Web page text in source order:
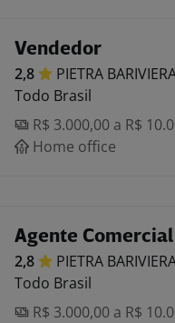
Vendedor
2,8 PIETRA
Todo Brasil
R$ 3.000,00 a R$
Home office
Agente Comercial
2,8 PIETRA
Todo Brasil
R$ 3.000,00 a R$